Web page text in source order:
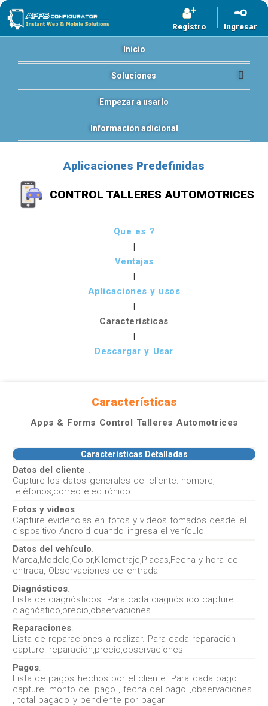
Registro Ingresar
Inicio
Soluciones
Empezar a usarlo
Información adicional
Aplicaciones Predefinidas
CONTROL TALLERES AUTOMOTRICES
Que es ?
|
Ventajas
|
Aplicaciones y usos
|
Características
|
Descargar y Usar
Características
Apps & Forms Control Talleres Automotrices
Características Detalladas
Datos del cliente .
Capture los datos generales del cliente: nombre,
teléfonos,correo electrónico
Fotos y videos .
Capture evidencias en fotos y videos tomados desde el
dispositivo Android cuando ingresa el vehículo
Datos del vehículo.
Marca,Modelo,Color,Kilometraje,Placas,Fecha y hora de
entrada, Observaciones de entrada
Diagnósticos.
Lista de diagnósticos. Para cada diagnóstico capture:
diagnóstico,precio,observaciones
Reparaciones.
Lista de reparaciones a realizar. Para cada reparación
capture: reparación,precio,observaciones
Pagos.
Lista de pagos hechos por el cliente. Para cada pago
capture: monto del pago , fecha del pago ,observaciones
, total pagado y pendiente por pagar